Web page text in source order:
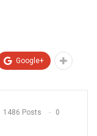
Google+
1486 Posts 0